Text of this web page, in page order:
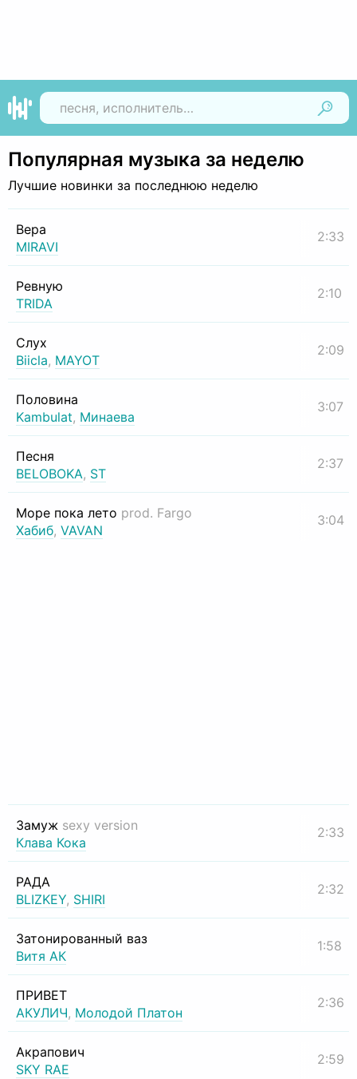
Популярная музыка за неделю
Лучшие новинки за последнюю неделю
Вера
MIRAVI
2:33
Ревную
TRIDA
2:10
Слух
Biicla, MAYOT
2:09
Половина
Kambulat, Минаева
3:07
Песня
BELOBOKA, ST
2:37
Море пока лето prod. Fargo
Хабиб, VAVAN
3:04
Замуж sexy version
Клава Кока
2:33
РАДА
BLIZKEY, SHIRI
2:32
Затонированный ваз
Витя АК
1:58
ПРИВЕТ
АКУЛИЧ, Молодой Платон
2:36
Акрапович
SKY RAE
2:59